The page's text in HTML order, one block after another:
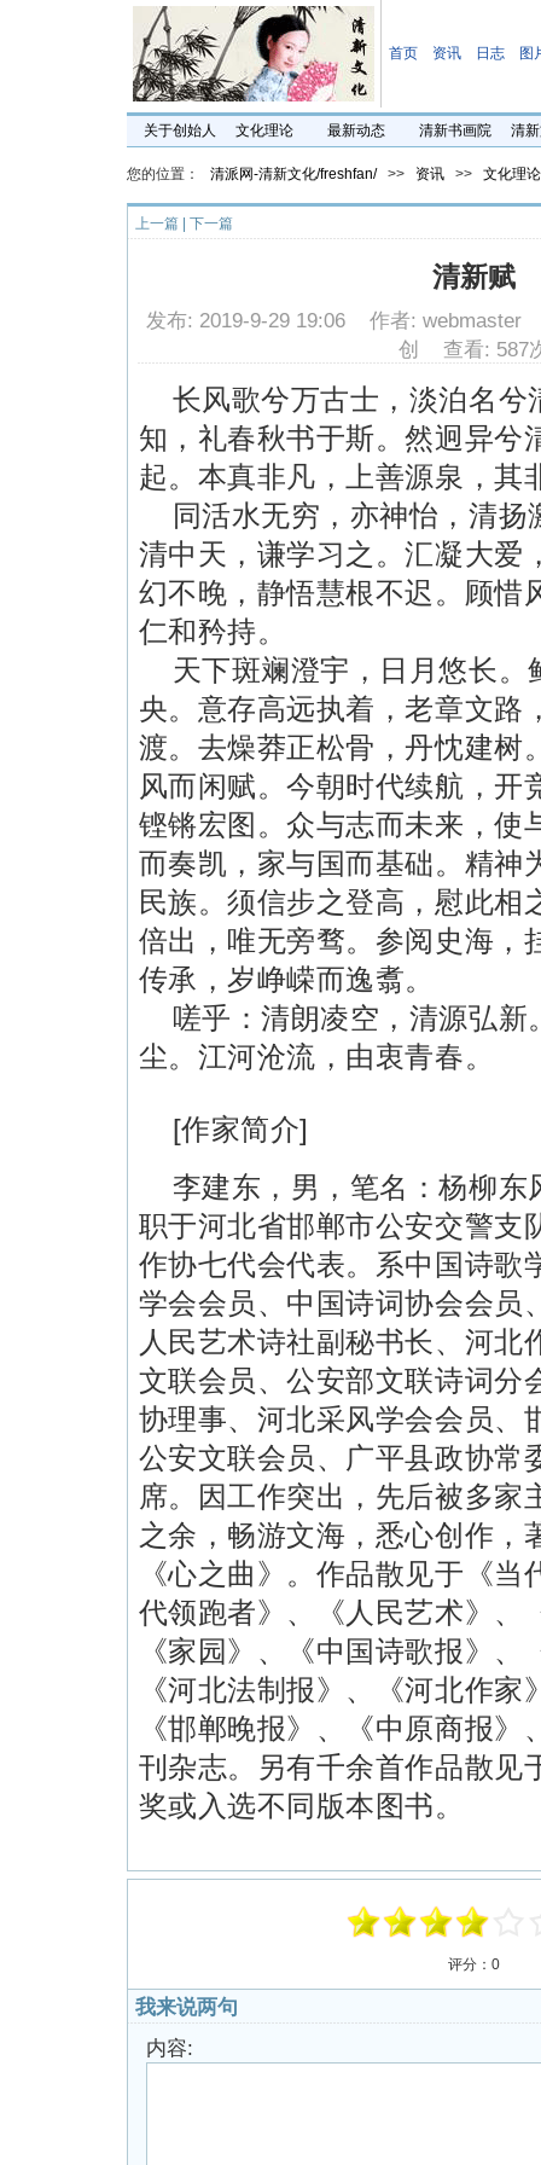
首页 资讯 日志 图
关于创始人 文化理论 最新动态 清新书画院 清
您的位置： 清派网-清新文化/freshfan/ >> 资讯 >> 文化理论
上一篇 | 下一篇
清新赋
发布: 2019-9-29 19:06 作者: webmaster
创 查看: 587
长风歌兮万古士，淡泊名兮
知，礼春秋书于斯。然迥异兮
起。本真非凡，上善源泉，其
同活水无穷，亦神怡，清
清中天，谦学习之。汇凝大爱
幻不晚，静悟慧根不迟。顾惜
仁和矜持。
天下斑斓澄宇，日月悠长。
央。意存高远执着，老章文路
渡。去燥莽正松骨，丹忱建树
风而闲赋。今朝时代续航，开
铿锵宏图。众与志而未来，使
而奏凯，家与国而基础。精神
民族。须信步之登高，慰此相
倍出，唯无旁骛。参阅史海，
传承，岁峥嵘而逸翥。
嗟乎：清朗凌空，清源弘新
尘。江河沧流，由衷青春。
[作家简介]
李建东，男，笔名：杨柳东
职于河北省邯郸市公安交警支
作协七代会代表。系中国诗歌
学会会员、中国诗词协会会员
人民艺术诗社副秘书长、河北
文联会员、公安部文联诗词分
协理事、河北采风学会会员、
公安文联会员、广平县政协常
席。因工作突出，先后被多家
之余，畅游文海，悉心创作，
《心之曲》。作品散见于《
代领跑者》、《人民艺术》、
《家园》、《中国诗歌报》、
《河北法制报》、《河北作
《邯郸晚报》、《中原商报
刊杂志。另有千余首作品散见
奖或入选不同版本图书。
评分： 0
我来说两句
内容: